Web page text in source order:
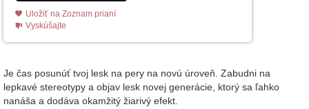
Uložiť na Zoznam prianí
Vyskúšajte
Je čas posunúť tvoj lesk na pery na novú úroveň. Zabudni na
lepkavé stereotypy a objav lesk novej generácie, ktorý sa ľahko
nanáša a dodáva okamžitý žiarivý efekt.